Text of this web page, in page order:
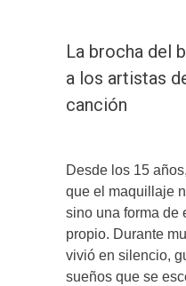
La brocha del
a los artistas
canción
Desde los 15
que el maquillaje
sino una forma de
propio. Durante
vivió en silencio,
sueños que se